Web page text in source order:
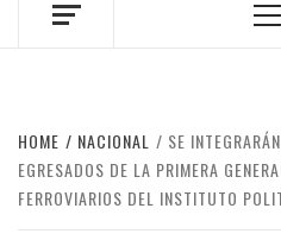
HOME NACIONAL
SE
EGRESADOS DE LA PRIMERA
FERROVIARIOS DEL INSTITUTO